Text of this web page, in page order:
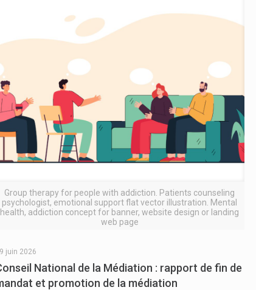
Group therapy for people with addiction. Patients counseling
psychologist, emotional support flat vector illustration. Mental
health, addiction concept for banner, website design or landing
web page
juin 2026
National de la Médiation : rapport de fin de
et promotion de la médiation